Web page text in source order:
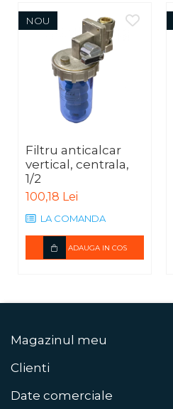
NOU
Filtru anticalcar
vertical, centrala,
1/2
100,18 Lei
LA COMANDA
ADAUGA IN COS
Magazinul meu
Clienti
Date comerciale